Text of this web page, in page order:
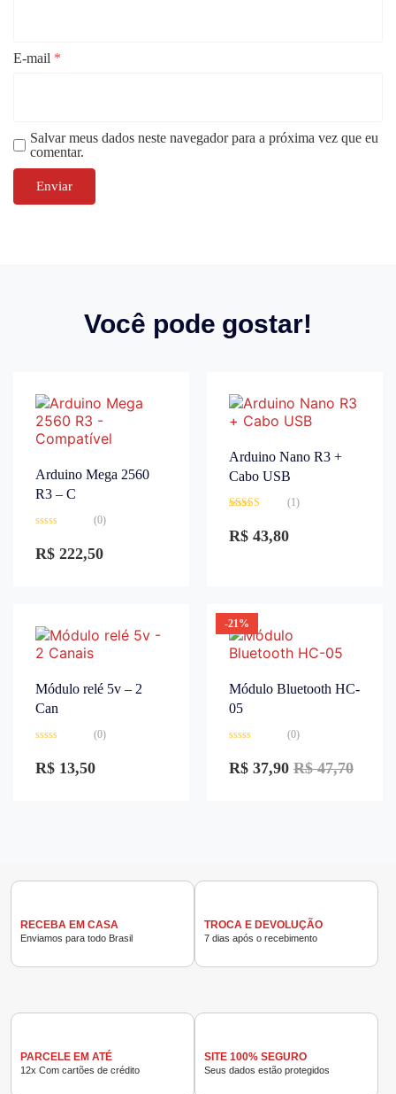
E-mail *
Salvar meus dados neste navegador para a próxima vez que eu
comentar.
Você pode gostar!
Arduino Mega 2560
R3 – C
0
de
(0)
R$ 222,50
Arduino Nano R3 +
Cabo USB
3.00 de
5
(1)
R$ 43,80
Módulo relé 5v – 2
Can
0
de
(0)
R$ 13,50
-21%
Módulo Bluetooth HC-
05
0
de
(0)
R$47,70
R$ 37,90
RECEBA EM CASA
Enviamos para todo Brasil
TROCA E DEVOLUÇÃO
7 dias após o recebimento
PARCELE EM ATÉ
12x Com cartões de crédito
SITE 100% SEGURO
Seus dados estão protegidos